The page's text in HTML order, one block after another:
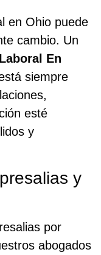
en Ohio puede
cambio. Un
En
siempre
esté
y
y
por
abogados